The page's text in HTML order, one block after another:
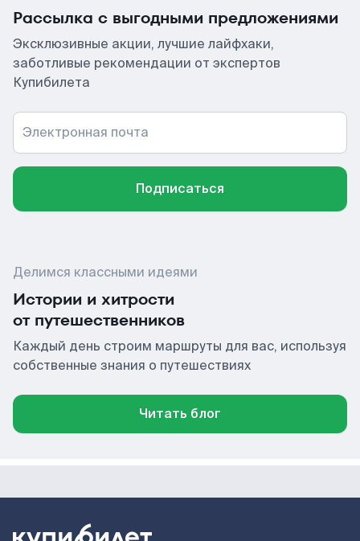
Рассылка с выгодными предложениями
Эксклюзивные акции, лучшие лайфхаки,
заботливые рекомендации от экспертов
Купибилета
Электронная почта
Подписаться
Делимся классными идеями
Истории и хитрости
от путешественников
Каждый день строим маршруты для вас, используя
собственные знания о путешествиях
Читать блог